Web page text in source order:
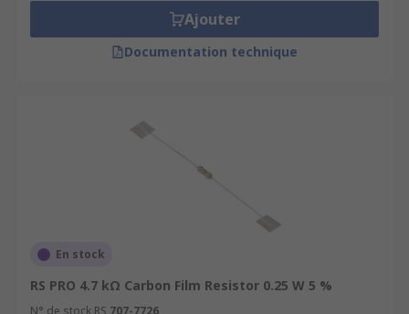
Ajouter
Documentation technique
En stock
RS PRO 4.7 kΩ Carbon Film Resistor 0.25 W 5 %
N° de stock RS 707-7726